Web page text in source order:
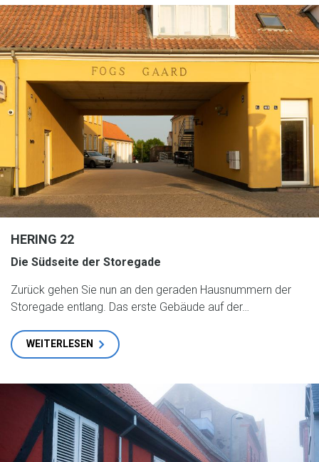
HERING 22
Die Südseite der Storegade
Zurück gehen Sie nun an den geraden Hausnummern der
Storegade entlang. Das erste Gebäude auf der…
WEITERLESEN